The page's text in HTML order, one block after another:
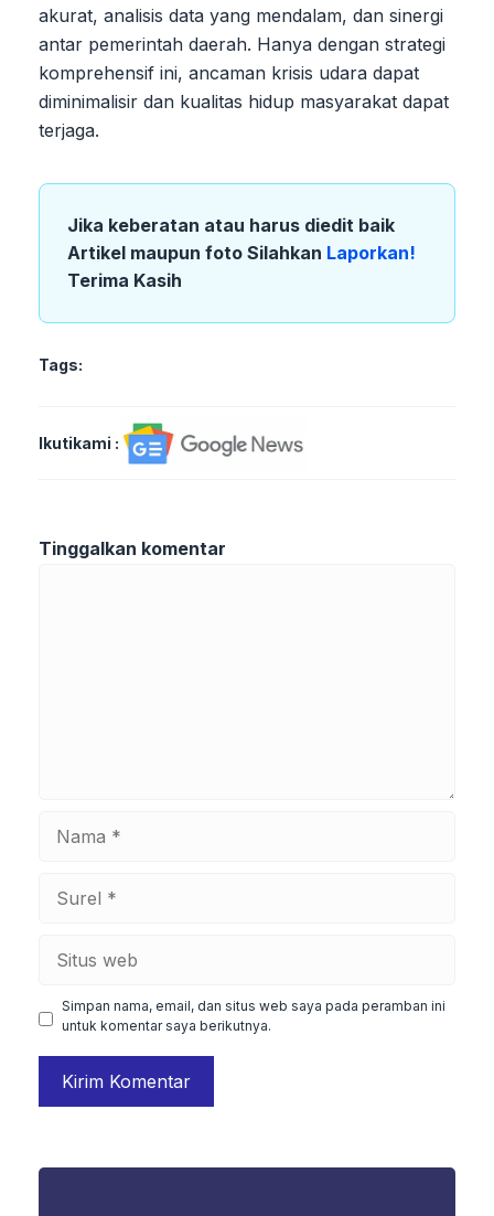
akurat, analisis data yang mendalam, dan sinergi
antar pemerintah daerah. Hanya dengan strategi
komprehensif ini, ancaman krisis udara dapat
diminimalisir dan kualitas hidup masyarakat dapat
terjaga.
Jika keberatan atau harus diedit baik
Artikel maupun foto Silahkan Laporkan!
Terima Kasih
Tags:
Ikutikami :
Tinggalkan komentar
Simpan nama, email, dan situs web saya pada peramban ini
untuk komentar saya berikutnya.